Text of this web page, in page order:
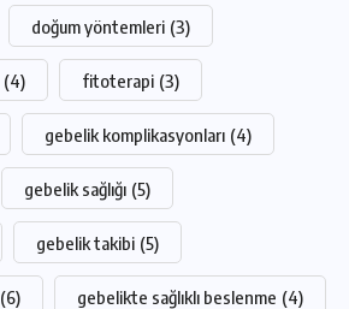
doğum yöntemleri (3)
(4) fitoterapi (3)
gebelik komplikasyonları (4)
gebelik sağlığı (5)
gebelik takibi (5)
(6) gebelikte sağlıklı beslenme (4)